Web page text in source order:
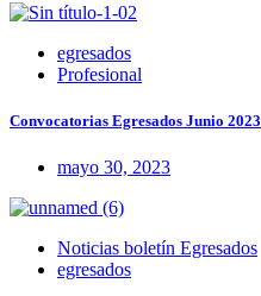
egresados
Profesional
Convocatorias Egresados Junio 2023
mayo 30, 2023
Noticias boletín Egresados
egresados